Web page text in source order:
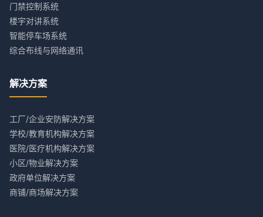
门禁控制系统
楼宇对讲系统
智能停车场系统
综合布线与网络通讯
解决方案
工厂/企业安防解决方案
学校/教育机构解决方案
医院/医疗机构解决方案
小区/物业解决方案
政府单位解决方案
商铺/商场解决方案